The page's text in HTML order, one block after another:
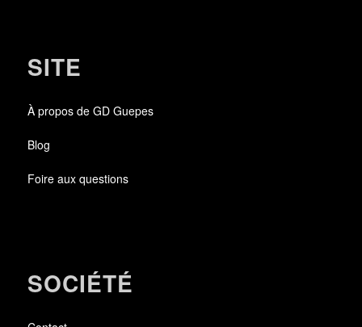
SITE
À propos de GD Guepes
Blog
Foire aux questions
SOCIÉTÉ